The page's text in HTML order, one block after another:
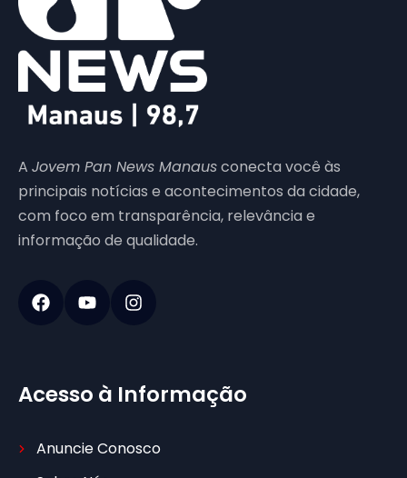
A Jovem Pan News Manausconecta você às
principais notícias e acontecimentos da cidade,
com foco em transparência, relevância e
informação de qualidade.
Acesso à Informação
Anuncie Conosco